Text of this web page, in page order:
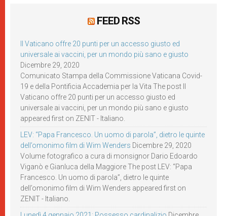
FEED RSS
Il Vaticano offre 20 punti per un accesso giusto ed
universale ai vaccini, per un mondo più sano e giusto
Dicembre 29, 2020
Comunicato Stampa della Commissione Vaticana Covid-
19 e della Pontificia Accademia per la Vita The post Il
Vaticano offre 20 punti per un accesso giusto ed
universale ai vaccini, per un mondo più sano e giusto
appeared first on ZENIT - Italiano.
LEV: “Papa Francesco. Un uomo di parola”, dietro le quinte
dell’omonimo film di Wim Wenders Dicembre 29, 2020
Volume fotografico a cura di monsignor Dario Edoardo
Viganò e Gianluca della Maggiore The post LEV: “Papa
Francesco. Un uomo di parola”, dietro le quinte
dell’omonimo film di Wim Wenders appeared first on
ZENIT - Italiano.